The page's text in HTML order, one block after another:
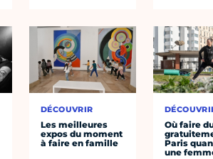
DÉCOUVRIR
Les meilleures
expos du moment
à faire en famille
Où faire
Paris
une